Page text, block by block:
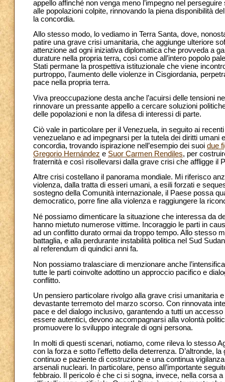
appello affinché non venga meno l’impegno nel
alle popolazioni colpite, rinnovando la piena disponibilità
la concordia.
Allo stesso modo, lo vediamo in Terra Santa, dove,
patire una grave crisi umanitaria, che aggiunge ulteriore
attenzione ad ogni iniziativa diplomatica che provveda a
durature nella propria terra, così come all’intero popolo
Stati permane la prospettiva istituzionale che viene
purtroppo, l’aumento delle violenze in Cisgiordania,
pace nella propria terra.
Viva preoccupazione desta anche l’acuirsi delle tensioni
rinnovare un pressante appello a cercare soluzioni
delle popolazioni e non la difesa di interessi di parte.
Ciò vale in particolare per il Venezuela, in seguito ai
venezuelano e ad impegnarsi per la tutela dei diritti umani
concordia, trovando ispirazione nell’esempio dei suoi due
Gregorio Hernández e Suor Carmen Rendiles, per
fraternità e così risollevarsi dalla grave crisi che affligge il
Altre crisi costellano il panorama mondiale. Mi riferisco
violenza, dalla tratta di esseri umani, a esili forzati e
sostegno della Comunità internazionale, il Paese possa
democratico, porre fine alla violenza e raggiungere la
Né possiamo dimenticare la situazione che interessa da
hanno mietuto numerose vittime. Incoraggio le parti in
ad un conflitto durato ormai da troppo tempo. Allo stesso
battaglia, e alla perdurante instabilità politica nel Sud
al referendum di quindici anni fa.
Non possiamo tralasciare di menzionare anche
tutte le parti coinvolte adottino un approccio pacifico e
conflitto.
Un pensiero particolare rivolgo alla grave crisi umanitaria
devastante terremoto del marzo scorso. Con rinnovata
pace e del dialogo inclusivo, garantendo a tutti un
essere autentici, devono accompagnarsi alla volontà
promuovere lo sviluppo integrale di ogni persona.
In molti di questi scenari, notiamo, come rileva lo stesso
con la forza e sotto l’effetto della deterrenza. D’altronde,
continuo e paziente di costruzione e una continua
arsenali nucleari. In particolare, penso all’importante
febbraio. Il pericolo è che ci si sogna, invece, nella corsa